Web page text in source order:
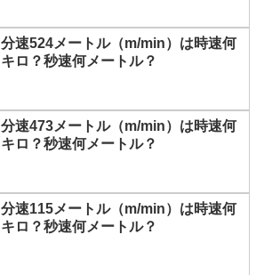
分速524メートル（m/min）は時速何
キロ？秒速何メートル？
分速473メートル（m/min）は時速何
キロ？秒速何メートル？
分速115メートル（m/min）は時速何
キロ？秒速何メートル？